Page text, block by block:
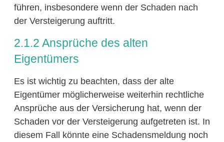
führen, insbesondere wenn der Schaden nach
der Versteigerung auftritt.
2.1.2 Ansprüche des alten
Eigentümers
Es ist wichtig zu beachten, dass der alte
Eigentümer möglicherweise weiterhin rechtliche
Ansprüche aus der Versicherung hat, wenn der
Schaden vor der Versteigerung aufgetreten ist. In
diesem Fall könnte eine Schadensmeldung noch